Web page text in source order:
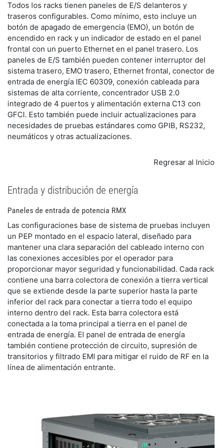
​Todos los racks tienen paneles de E/S delanteros y
traseros configurables. Como mínimo, esto incluye un
botón de apagado de emergencia (EMO), un botón de
encendido en rack y un indicador de estado en el panel
frontal con un puerto Ethernet en el panel trasero. Los
paneles de E/S también pueden contener interruptor del
sistema trasero, EMO trasero, Ethernet frontal, conector de
entrada de energía IEC 60309, conexión cableada para
sistemas de alta corriente, concentrador USB 2.0
integrado de 4 puertos y alimentación externa C13 con
GFCI. Esto también puede incluir actualizaciones para
necesidades de pruebas estándares como GPIB, RS232,
neumáticos y otras actualizaciones.
Regresar al Inicio
Entrada y distribución de energía
​Paneles de entrada de potencia RMX
​Las configuraciones base de sistema de pruebas incluyen
un PEP montado en el espacio lateral, diseñado para
mantener una clara separación del cableado interno con
las conexiones accesibles por el operador para
proporcionar mayor seguridad y funcionabilidad. Cada rack
contiene una barra colectora de conexión a tierra vertical
que se extiende desde la parte superior hasta la parte
inferior del rack para conectar a tierra todo el equipo
interno dentro del rack. Esta barra colectora está
conectada a la toma principal a tierra en el panel de
entrada de energía. El panel de entrada de energía
también contiene protección de circuito, supresión de
transitorios y filtrado EMI para mitigar el ruido de RF en la
línea de alimentación entrante.